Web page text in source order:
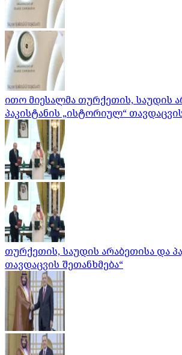
ითო მიესალმა თურქეთის, საუდის
პაკისტანის „ისტორიულ“
თურქეთის, საუდის არაბეთისა და
თავდაცვის შეთანხმება“